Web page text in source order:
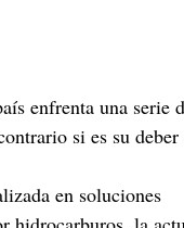
enfrenta una serie
si es su
en soluciones